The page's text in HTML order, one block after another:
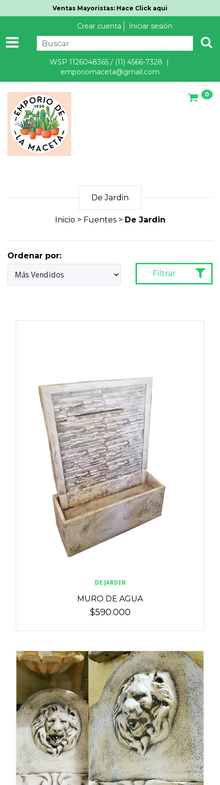
Ventas Mayoristas: Hace Click aqui
Crear cuenta Iniciar sesión
WSP 1126048365 / (11) 4566-7328 |
emporiomaceta@gmail.com
0
De Jardin
Inicio > Fuentes > De Jardin
Ordenar por:
Filtrar
DE JARDIN
MURO DE AGUA
$590.000